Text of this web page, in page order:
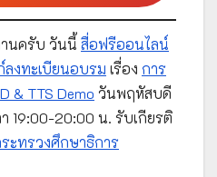
นครับ วันนี้ สื่อฟรีออนไลน์
ลงทะเบียนอบรม เรื่อง การ
& TTS Demo วันพฤหัสบดี
19:00-20:00 น. รับเกียรติ
ะทรวงศึกษาธิการ